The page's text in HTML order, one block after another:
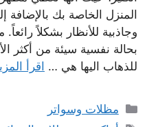
المنزل الخاصة بك بالإضافة
وجاذبية للأنظار بشكلاً
بحالة نفسية سيئة من أكثر
للذهاب اليها هي … اقرأ
التصنيفات
مظلات وسواتر